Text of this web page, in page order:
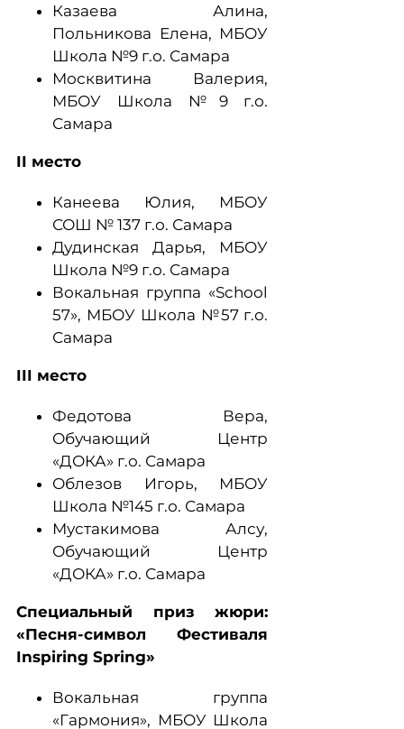
Казаева Алина,
Польникова Елена, МБОУ
Школа №9 г.о. Самара
Москвитина Валерия,
МБОУ Школа №9 г.о.
Самара
II место
Канеева Юлия, МБОУ
СОШ № 137 г.о. Самара
Дудинская Дарья, МБОУ
Школа №9 г.о. Самара
Вокальная группа «School
57», МБОУ Школа №57 г.о.
Самара
III место
Федотова Вера,
Обучающий Центр
«ДОКА» г.о. Самара
Облезов Игорь, МБОУ
Школа №145 г.о. Самара
Мустакимова Алсу,
Обучающий Центр
«ДОКА» г.о. Самара
Специальный приз жюри:
«Песня-символ Фестиваля
Inspiring Spring»
Вокальная группа
«Гармония», МБОУ Школа